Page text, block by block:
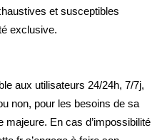
et susceptibles
exclusive.
aux utilisateurs 24/24h, 7/7j,
non, pour les besoins de sa
En cas d’impossibilité